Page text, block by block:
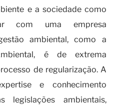
e a sociedade como
com uma empresa
ambiental, como a
é de extrema
de regularização. A
e conhecimento
legislações ambientais,